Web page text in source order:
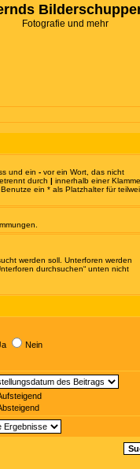
Fotografie und mehr
und ein - vor ein Wort, das nicht
durch | innerhalb einer
ein * als Platzhalter für
werden soll. Unterforen werden
durchsuchen“ unten nicht
Nein